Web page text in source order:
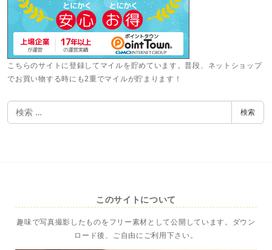
こちらのサイトに登録してマイルを貯めています。普段、ネットショップ
でお買い物する時にも2重でマイルが貯まります！
検
索
検索
このサイトについて
趣味で写真撮影したものをフリー素材として公開しています。ダウン
ロード後、ご自由にご利用下さい。